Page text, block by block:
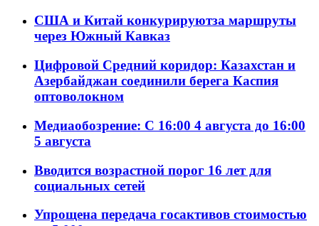
США и Китай конкурируютза маршруты
через Южный Кавказ
Цифровой Средний коридор: Казахстан и
Азербайджан соединили берега Каспия
оптоволокном
Медиаобозрение: С 16:00 4 августа до 16:00
5 августа
Вводится возрастной порог 16 лет для
социальных сетей
Упрощена передача госактивов стоимостью